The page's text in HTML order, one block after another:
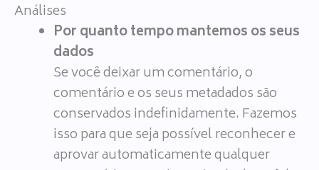
Análises
Por quanto tempo mantemos os seus
dados
Se você deixar um comentário, o
comentário e os seus metadados são
conservados indefinidamente. Fazemos
isso para que seja possível reconhecer e
aprovar automaticamente qualquer